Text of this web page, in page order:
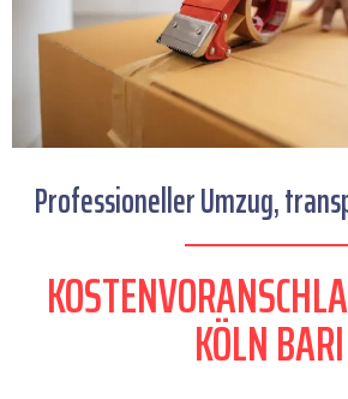
Professioneller Umzug,
KÖLN BARI